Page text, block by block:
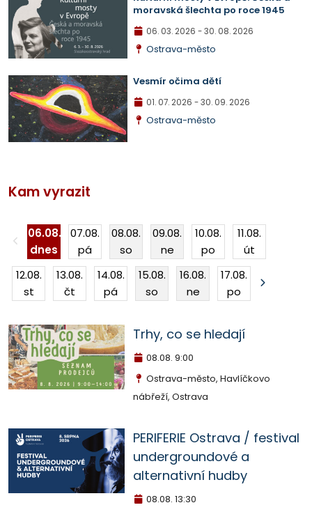
Kam vyrazit
06.08.
dnes
07.08.
pá
08.08.
so
09.08.
ne
10.08.
po
11.08.
út
12.08.
st
13.08.
čt
14.08.
pá
15.08.
so
16.08.
ne
17.08.
po
Trhy, co se hledají
08.08. 9:00
Ostrava-město, Havlíčkovo
nábřeží, Ostrava
PERIFERIE Ostrava / festival
undergroundové a
alternativní hudby
08.08. 13:30
moravská šlechta po roce 1945
06. 03. 2026 - 30. 08. 2026
Ostrava-město
Vesmír očima dětí
01. 07. 2026 - 30. 09. 2026
Ostrava-město